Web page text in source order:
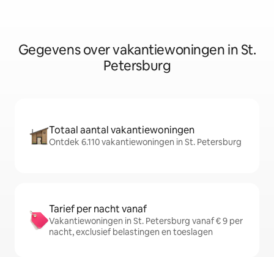
Gegevens over vakantiewoningen in St.
Petersburg
Totaal aantal vakantiewoningen
Ontdek 6.110 vakantiewoningen in St. Petersburg
Tarief per nacht vanaf
Vakantiewoningen in St. Petersburg vanaf € 9 per
nacht, exclusief belastingen en toeslagen